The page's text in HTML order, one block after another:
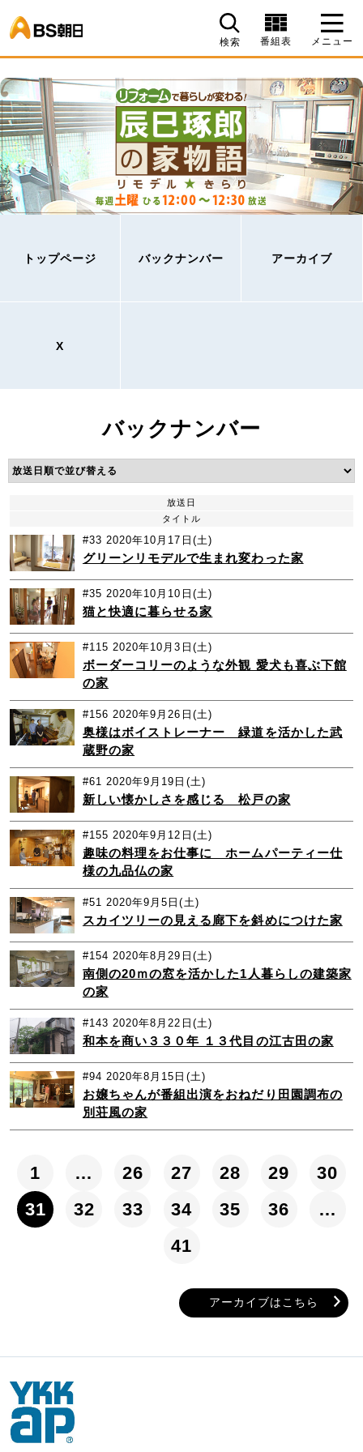
検索 番組表 メニュー
トップページ バックナンバー アーカイブ
X
バックナンバー
放送日
タイトル
#33 2020年10月17日(土)
グリーンリモデルで生まれ変わった家
#35 2020年10月10日(土)
猫と快適に暮らせる家
#115 2020年10月3日(土)
ボーダーコリーのような外観 愛犬も喜ぶ下館
の家
#156 2020年9月26日(土)
奥様はボイストレーナー 緑道を活かした武
蔵野の家
#61 2020年9月19日(土)
新しい懐かしさを感じる 松戸の家
#155 2020年9月12日(土)
趣味の料理をお仕事に ホームパーティー仕
様の九品仏の家
#51 2020年9月5日(土)
スカイツリーの見える廊下を斜めにつけた家
#154 2020年8月29日(土)
南側の20ｍの窓を活かした1人暮らしの建築家
の家
#143 2020年8月22日(土)
和本を商い３３０年 １３代目の江古田の家
#94 2020年8月15日(土)
お嬢ちゃんが番組出演をおねだり田園調布の
別荘風の家
1 … 26 27 28 29
30
31
32 33 34 35 36
…
41
アーカイブはこちら